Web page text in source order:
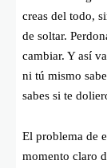
creas del todo,
de soltar.
cambiar. Y así
ni tú mismo
sabes si te
El problema de
momento claro